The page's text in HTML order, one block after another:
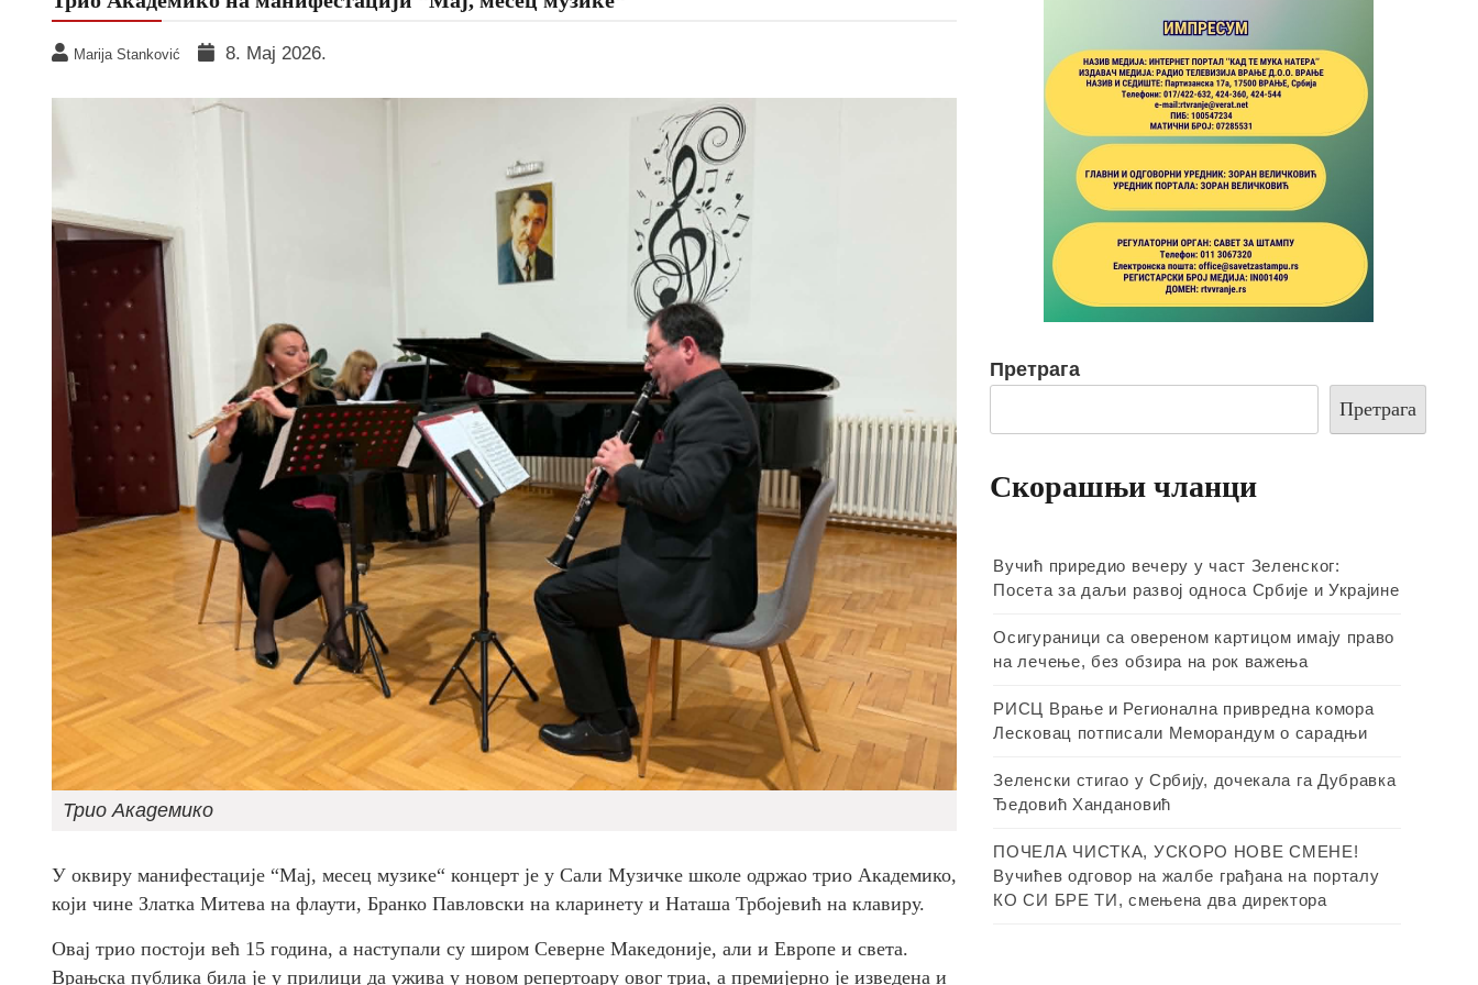
Marija Stanković 8. Мај 2026.
Трио Академико
У оквиру манифестације “Мај, месец музике“ концерт је у Сали Музичке школе одржао трио Академико,
који чине Златка Митева на флаути, Бранко Павловски на кларинету и Наташа Трбојевић на клавиру.
Овај трио постоји већ 15 година, а наступали су широм Северне Македоније, али и Европе и света.
Врањска публика била је у прилици да ужива у новом репертоару овог триа, а премијерно је изведена и
Претрага
Претрага
Скорашњи чланци
Вучић приредио вечеру у част Зеленског:
Посета за даљи развој односа Србије и Украјине
Осигураници са овереном картицом имају право
на лечење, без обзира на рок важења
РИСЦ Врање и Регионална привредна комора
Лесковац потписали Меморандум о сарадњи
Зеленски стигао у Србију, дочекала га Дубравка
Ђедовић Хандановић
ПОЧЕЛА ЧИСТКА, УСКОРО НОВЕ СМЕНЕ!
Вучићев одговор на жалбе грађана на порталу
КО СИ БРЕ ТИ, смењена два директора